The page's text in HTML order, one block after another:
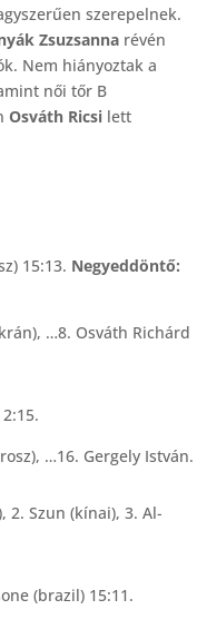
szerepelnek.
Zsuzsanna révén
Nem hiányoztak a
női tőr B
Osváth Ricsi lett
15:13. Negyeddöntő:
…8. Osváth Richárd
…16. Gergely István.
2. Szun (kínai), 3. Al-
(brazil) 15:11.